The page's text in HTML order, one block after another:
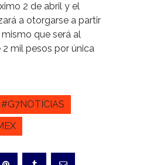
2 de abril y el
a otorgarse a partir
que será al
mil pesos por única
#G7NOTICIAS